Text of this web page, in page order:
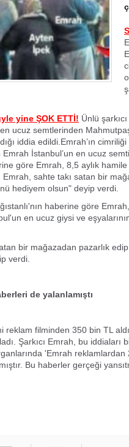
yine ŞOK ETTİ! Ünlü
ucuz semtlerinden
iddia edildi.Emrah’ın
İstanbul’un en ucuz
göre Emrah, 8,5 aylık
Emrah, sahte takı satan bir
hediyem olsun" deyip verdi.
haberine göre
en ucuz giysi ve
bir mağazadan pazarlık
verdi.
de yalanlamıştı
reklam filminden 350 bin TL
Şarkıcı Emrah, bu iddiaları
'Emrah
Bu haberler gerçeği